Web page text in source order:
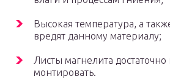
Высокая температура, а
вредят данному материалу;
Листы магнелита достаточно
монтировать.